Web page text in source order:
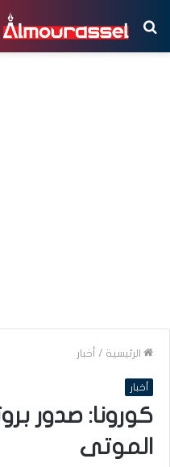
بحث
عن
الرئيسية / أخبار
أخبار
كورونا: صدور
الموتى